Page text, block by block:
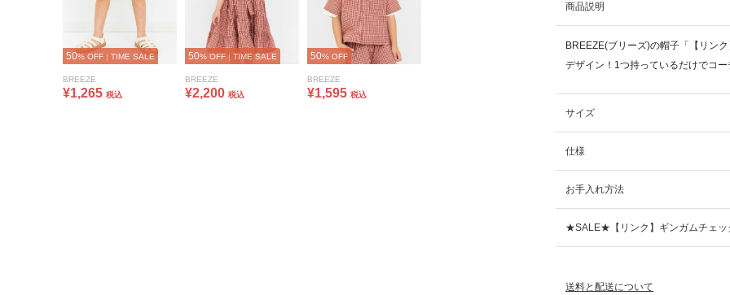
50% OFF | TIME SALE
BREEZE
¥1,265 税込
50% OFF | TIME SALE
BREEZE
¥2,200 税込
50% OFF
BREEZE
¥1,595 税込
商品説明
BREEZE(ブリーズ)の帽子「【リン
デザイン！1つ持っているだけでコ
サイズ
仕様
お手入れ方法
★SALE★【リンク】ギンガムチェッ
送料と配送について